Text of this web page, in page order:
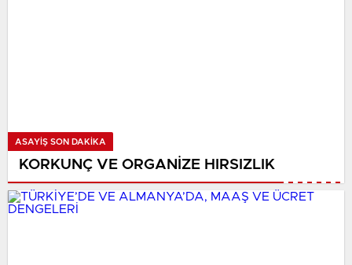
ASAYIŞ SON DAKİKA
KORKUNÇ VE ORGANİZE HIRSIZLIK